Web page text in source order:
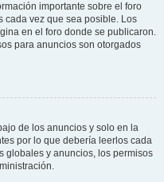
importante sobre el foro
cada vez que sea posible. Los
en el foro donde se publicaron.
para anuncios son otorgados
de los anuncios y solo en la
por lo que debería leerlos cada
globales y anuncios, los permisos